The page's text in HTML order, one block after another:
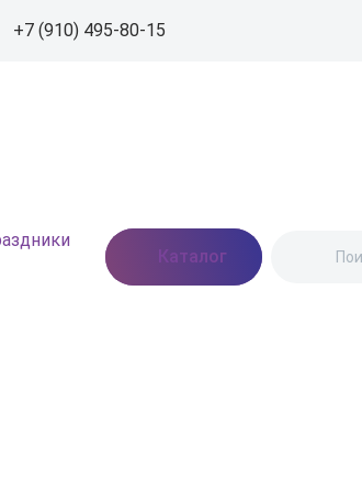
+7 (910) 495-80-15
Москва, Востряковское
шоссе, дом 7, стр. 3
Каталог